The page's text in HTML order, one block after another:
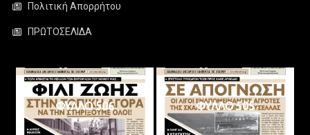
Πολιτική Απορρήτου
ΠΡΩΤΟΣΕΛΙΔΑ
ΦΥΛΛΟ 506 ΦΥΛΛΟ 505